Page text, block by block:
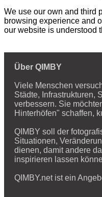
We use our own and third
browsing experience and
our website is understood
Über QIMBY
Viele Menschen
Städte, Infrastrukturen,
verbessern. Sie
Hinterhöfen" schaffen,
QIMBY soll der
Situationen,
dienen, damit andere
inspirieren lassen
QIMBY.net ist ein